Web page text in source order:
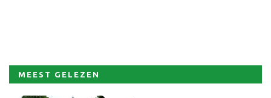
MEEST GELEZEN